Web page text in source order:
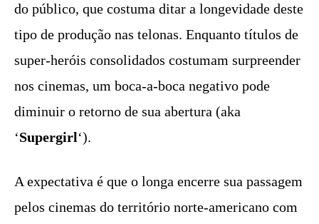
do público, que costuma ditar a longevidade deste
tipo de produção nas telonas. Enquanto títulos de
super-heróis consolidados costumam surpreender
nos cinemas, um boca-a-boca negativo pode
diminuir o retorno de sua abertura (aka
‘Supergirl‘).
A expectativa é que o longa encerre sua passagem
pelos cinemas do território norte-americano com